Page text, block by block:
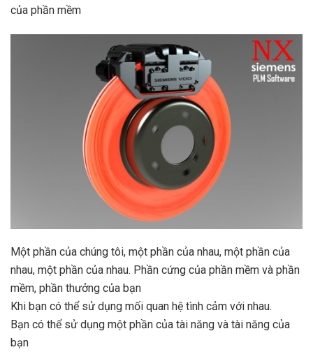
của phần mềm
Một phần của chúng tôi, một phần của nhau, một phần của
nhau, một phần của nhau. Phần cứng của phần mềm và phần
mềm, phần thưởng của bạn
Khi bạn có thể sử dụng mối quan hệ tình cảm với nhau.
Bạn có thể sử dụng một phần của tài năng và tài năng của
bạn